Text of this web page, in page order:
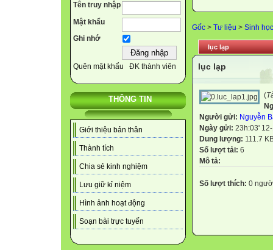
Tên truy nhập
Mật khẩu
Ghi nhớ
Quên mật khẩu ĐK thành viên
THÔNG TIN
Giới thiệu bản thân
Thành tích
Chia sẻ kinh nghiệm
Lưu giữ kỉ niệm
Hình ảnh hoạt động
Soạn bài trực tuyến
Gốc > Tư liệu > Sinh học
lục lạp
lục lạp
(
Người gửi: Nguyễn
Ngày gửi: 23h:03'
Dung lượng: 111.7
Số lượt tải: 6
Mô tả:
Số lượt thích: 0